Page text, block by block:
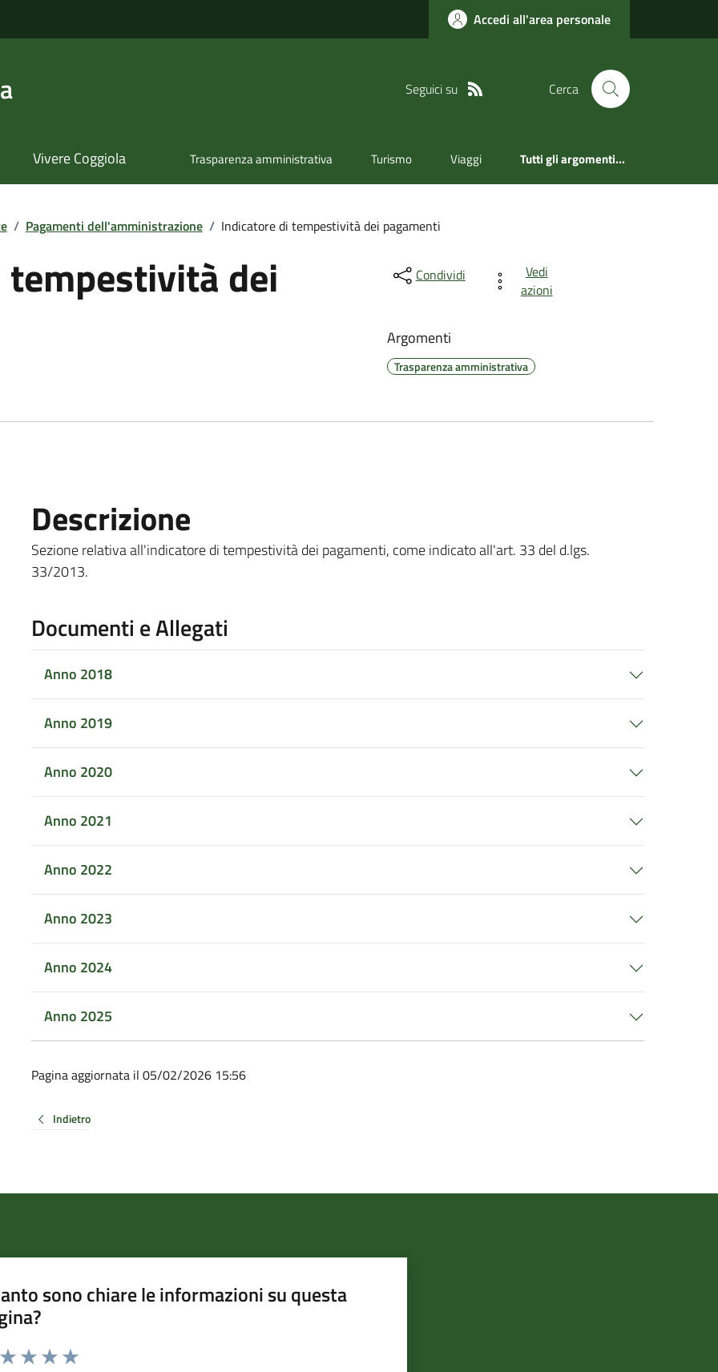
Accedi all'area personale
Seguici su Cerca
Vivere Coggiola Trasparenza amministrativa Turismo Viaggi Tutti gli argomenti...
/ Pagamenti dell'amministrazione / Indicatore di tempestività dei pagamenti
dei Condividi
Vedi
azioni
Argomenti
Trasparenza amministrativa
Descrizione
Sezione relativa all'indicatore di tempestività dei pagamenti, come indicato all'art. 33 del d.lgs.
33/2013.
Documenti e Allegati
Anno 2018
Anno 2019
Anno 2020
Anno 2021
Anno 2022
Anno 2023
Anno 2024
Anno 2025
Pagina aggiornata il 05/02/2026 15:56
Indietro
sono chiare le informazioni su questa
da 1 a 5 stelle la pagina